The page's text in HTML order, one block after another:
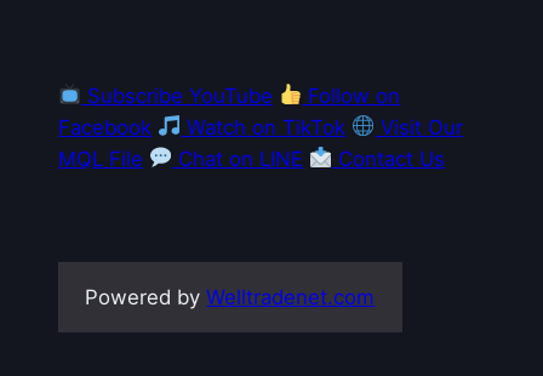
Subscribe YouTube
Follow on
Facebook
Watch on TikTok
Visit Our
MQL File
Chat on LINE Contact Us
Powered byWelltradenet.com